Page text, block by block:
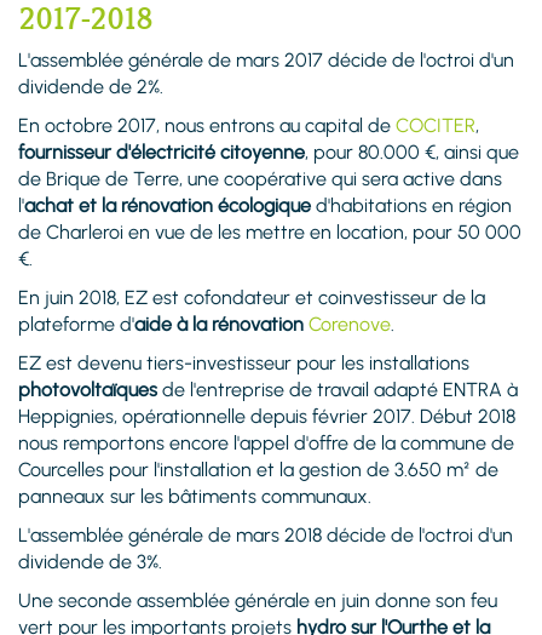
2017-2018
L'assemblée générale de mars 2017 décide de l'octroi d'un
dividende de 2%.
En octobre 2017, nous entrons au capital de COCITER,
fournisseur d'électricité citoyenne, pour 80.000 €, ainsi que
de Brique de Terre, une coopérative qui sera active dans
l'achat et la rénovation écologique d'habitations en région
de Charleroi en vue de les mettre en location, pour 50 000
€.
En juin 2018, EZ est cofondateur et coinvestisseur de la
plateforme d'aide à la rénovation Corenove.
EZ est devenu tiers-investisseur pour les installations
photovoltaïques de l'entreprise de travail adapté ENTRA à
Heppignies, opérationnelle depuis février 2017. Début 2018
nous remportons encore l'appel d'offre de la commune de
Courcelles pour l'installation et la gestion de 3.650 m² de
panneaux sur les bâtiments communaux.
L'assemblée générale de mars 2018 décide de l'octroi d'un
dividende de 3%.
Une seconde assemblée générale en juin donne son feu
vert pour les importants projets hydro sur l'Ourthe et la